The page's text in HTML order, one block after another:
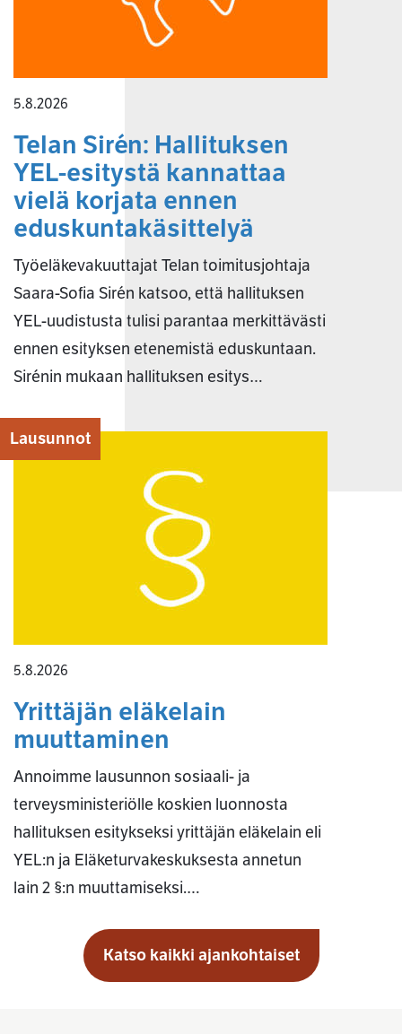
5.8.2026
Telan Sirén: Hallituksen
YEL-esitystä kannattaa
vielä korjata ennen
eduskuntakäsittelyä
Työeläkevakuuttajat Telan toimitusjohtaja
Saara-Sofia Sirén katsoo, että hallituksen
YEL-uudistusta tulisi parantaa merkittävästi
ennen esityksen etenemistä eduskuntaan.
Sirénin mukaan hallituksen esitys…
Lausunnot
5.8.2026
Yrittäjän eläkelain
muuttaminen
Annoimme lausunnon sosiaali- ja
terveysministeriölle koskien luonnosta
hallituksen esitykseksi yrittäjän eläkelain eli
YEL:n ja Eläketurvakeskuksesta annetun
lain 2 §:n muuttamiseksi.…
Katso kaikki ajankohtaiset